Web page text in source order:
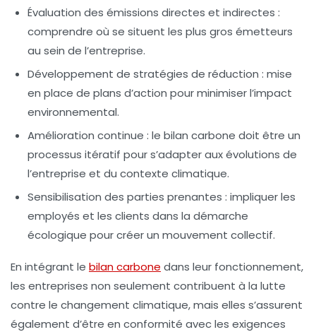
Évaluation des émissions directes et indirectes :
comprendre où se situent les plus gros émetteurs
au sein de l’entreprise.
Développement de stratégies de réduction : mise
en place de plans d’action pour minimiser l’impact
environnemental.
Amélioration continue : le bilan carbone doit être un
processus itératif pour s’adapter aux évolutions de
l’entreprise et du contexte climatique.
Sensibilisation des parties prenantes : impliquer les
employés et les clients dans la démarche
écologique pour créer un mouvement collectif.
En intégrant le bilan carbone dans leur fonctionnement,
les entreprises non seulement contribuent à la lutte
contre le changement climatique, mais elles s’assurent
également d’être en conformité avec les exigences